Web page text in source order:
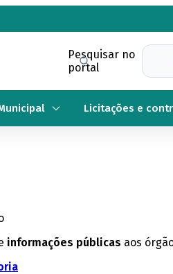
Pesquisar no
portal
Licitações e
informações públicas aos